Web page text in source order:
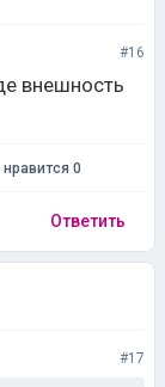
#16
внешность
0
Ответить
#17